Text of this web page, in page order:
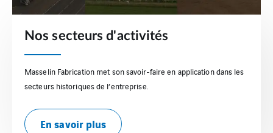
Nos secteurs d'activités
Masselin Fabrication met son savoir-faire en application dans les
secteurs historiques de l’entreprise.
En savoir plus